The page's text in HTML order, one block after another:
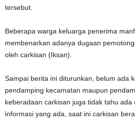
tersebut.
Beberapa warga keluarga penerima
membenarkan adanya dugaan
oleh carkisan (Iksan).
Sampai berita ini diturunkan, belum ada
pendamping kecamatan maupun
keberadaan carkisan juga tidak tahu
informasi yang ada, saat ini carkisan